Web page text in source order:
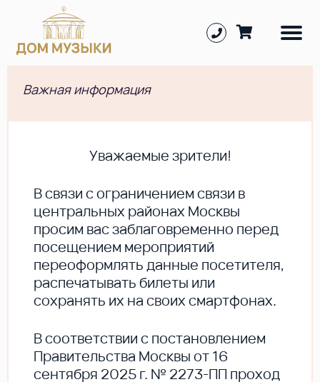
Важная информация
Уважаемые зрители!
В cвязи с ограничением связи в
центральных районах Москвы
просим вас заблаговременно перед
посещением мероприятий
переоформлять данные посетителя,
распечатывать билеты или
сохранять их на своих смартфонах.
В соответствии с постановлением
Правительства Москвы от 16
сентября 2025 г. № 2273-ПП проход